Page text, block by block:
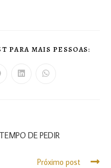
PARA MAIS PESSOAS:
DE PEDIR
Próximo post